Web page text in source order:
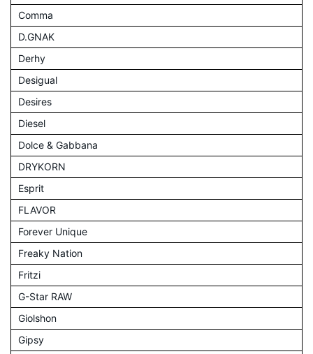
Comma
D.GNAK
Derhy
Desigual
Desires
Diesel
Dolce & Gabbana
DRYKORN
Esprit
FLAVOR
Forever Unique
Freaky Nation
Fritzi
G-Star RAW
Giolshon
Gipsy